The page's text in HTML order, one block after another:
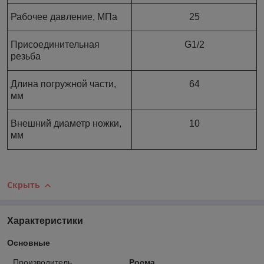
Рабочее давление, МПа 25
Присоединительная
резьба
G1/2
Длина погружной части,
мм
64
Внешний диаметр ножки,
мм
10
Скрыть
Характеристики
Основные
Производитель Росма